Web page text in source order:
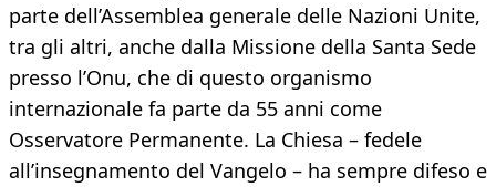
parte dell’Assemblea generale delle Nazioni Unite,
tra gli altri, anche dalla Missione della Santa Sede
presso l’Onu, che di questo organismo
internazionale fa parte da 55 anni come
Osservatore Permanente. La Chiesa – fedele
all’insegnamento del Vangelo – ha sempre difeso e